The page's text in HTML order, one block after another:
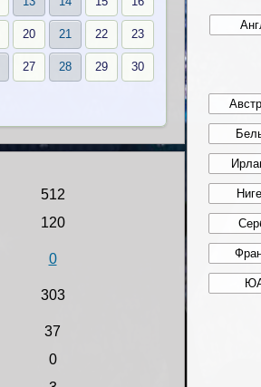
20 21 22 23
27 28 29 30
512
120
0
303
37
0